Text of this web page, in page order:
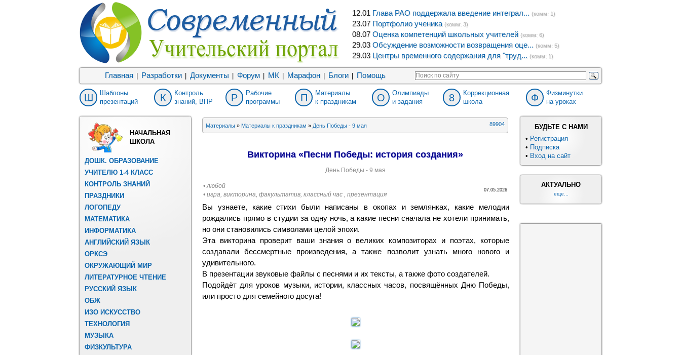
12.01 Глава РАО поддержала введение интеграл... (комм: 1)
23.07 Портфолио ученика (комм: 3)
08.07 Оценка компетенций школьных учителей (комм: 6)
29.03 Обсуждение возможности возвращения оце... (комм: 5)
29.03 Центры временного содержания для "труд... (комм: 1)
Главная Разработки Документы Форум МК Марафон Блоги Помощь
Ш
Шаблоны
презентаций
К
Контроль
знаний, ВПР
Р
Рабочие
программы
П
Материалы
к праздникам
О
Олимпиады
и задания
8
Коррекционная
школа
Ф
Физминутки
на уроках
НАЧАЛЬНАЯ
ШКОЛА
ДОШК. ОБРАЗОВАНИЕ
УЧИТЕЛЮ 1-4 КЛАСС
КОНТРОЛЬ ЗНАНИЙ
ПРАЗДНИКИ
ЛОГОПЕДУ
МАТЕМАТИКА
ИНФОРМАТИКА
АНГЛИЙСКИЙ ЯЗЫК
ОРКСЭ
ОКРУЖАЮЩИЙ МИР
ЛИТЕРАТУРНОЕ ЧТЕНИЕ
РУССКИЙ ЯЗЫК
ОБЖ
ИЗО ИСКУССТВО
ТЕХНОЛОГИЯ
МУЗЫКА
ФИЗКУЛЬТУРА
Материалы » Материалы к праздникам » День Победы - 9 мая 89904
Викторина «Песни Победы: история создания»
День Победы - 9 мая
• любой
• игра, викторина, факультатив, классный час , презентация
07.05.2026
Вы узнаете, какие стихи были написаны в окопах и землянках, какие мелодии
рождались прямо в студии за одну ночь, а какие песни сначала не хотели принимать,
но они становились символами целой эпохи.
Эта викторина проверит ваши знания о великих композиторах и поэтах, которые
создавали бессмертные произведения, а также позволит узнать много нового и
удивительного.
В презентации звуковые файлы с песнями и их тексты, а также фото создателей.
Подойдёт для уроков музыки, истории, классных часов, посвящённых Дню Победы,
или просто для семейного досуга!
БУДЬТЕ С НАМИ
• Регистрация
• Подписка
• Вход на сайт
АКТУАЛЬНО
еще...